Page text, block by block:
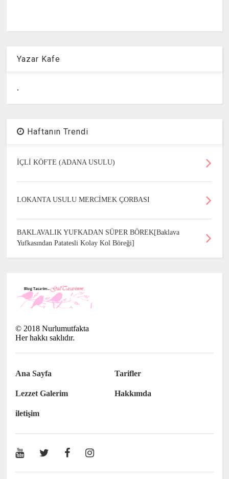
Yazar Kafe
.
Haftanın Trendi
İÇLİ KÖFTE (ADANA USULU)
LOKANTA USULU MERCİMEK ÇORBASI
BAKLAVALIK YUFKADAN SÜPER BÖREK[Baklava
Yufkasından Patatesli Kolay Kol Böreği]
© 2018 Nurlumutfakta
Her hakkı saklıdır.
Ana Sayfa Tarifler
Lezzet Galerim Hakkımda
iletişim